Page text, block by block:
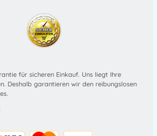
für sicheren Einkauf. Uns liegt Ihre
Deshalb garantieren wir den reibungslosen